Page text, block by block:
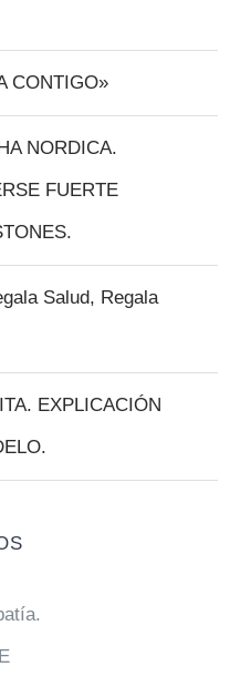
CONTIGO»
NORDICA.
FUERTE
Salud, Regala
EXPLICACIÓN